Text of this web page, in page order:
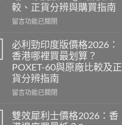
較、正貨分辨與購買指南
在
而
鋼
香
港
價
格
全
攻
留言功能已關閉
必利勁印度版價格2026：
香港哪裡買最划算？
POXET-60與原廠比較及正
貨分辨指南
在
利
勁
留言功能已關閉
雙效犀利士價格2026：香